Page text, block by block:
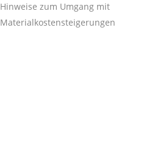
Hinweise zum Umgang mit
Materialkostensteigerungen